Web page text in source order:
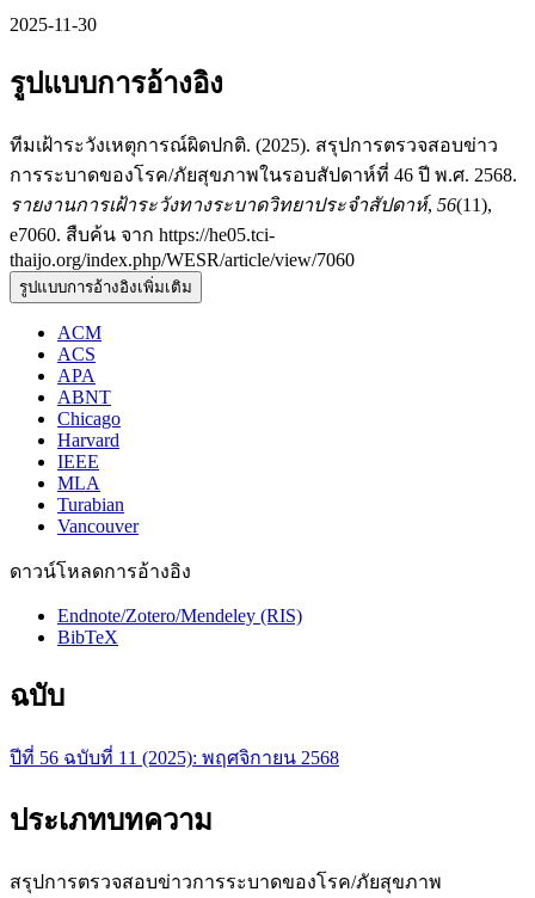
2025-11-30
รูปแบบการอ้างอิง
ทีมเฝ้าระวังเหตุการณ์ผิดปกติ. (2025). สรุปการตรวจสอบข่าว
การระบาดของโรค/ภัยสุขภาพในรอบสัปดาห์ที่ 46 ปี พ.ศ. 2568.
รายงานการเฝ้าระวังทางระบาดวิทยาประจำสัปดาห์, 56(11),
e7060. สืบค้น จาก https://he05.tci-
thaijo.org/index.php/WESR/article/view/7060
รูปแบบการอ้างอิงเพิ่มเติม
ACM
ACS
APA
ABNT
Chicago
Harvard
IEEE
MLA
Turabian
Vancouver
ดาวน์โหลดการอ้างอิง
Endnote/Zotero/Mendeley (RIS)
BibTeX
ฉบับ
ปีที่ 56 ฉบับที่ 11 (2025): พฤศจิกายน 2568
ประเภทบทความ
สรุปการตรวจสอบข่าวการระบาดของโรค/ภัยสุขภาพ